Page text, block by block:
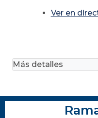
Ver en
Más detalles